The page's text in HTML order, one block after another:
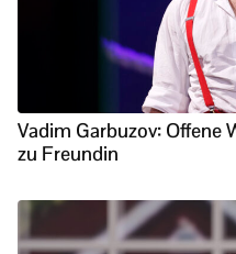
Vadim Garbuzov: Offene
zu Freundin